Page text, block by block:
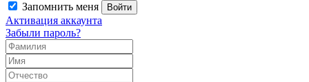
Запомнить меня Войти
Активация аккаунта
Забыли пароль?